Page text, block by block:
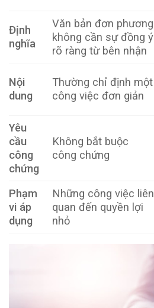
Định
nghĩa
Văn bản đơn phương
không cần sự đồng ý
rõ ràng từ bên nhận
Nội
dung
Thường chỉ định một
công việc đơn giản
Yêu
cầu
công
chứng
Không bắt buộc
công chứng
Phạm
vi áp
dụng
Những công việc liên
quan đến quyền lợi
nhỏ